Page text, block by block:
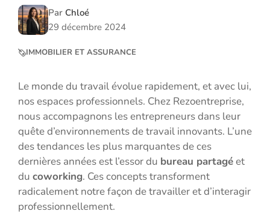
Par Chloé
29 décembre 2024
IMMOBILIER ET ASSURANCE
Le monde du travail évolue rapidement, et avec lui,
nos espaces professionnels. Chez Rezoentreprise,
nous accompagnons les entrepreneurs dans leur
quête d’environnements de travail innovants. L’une
des tendances les plus marquantes de ces
dernières années est l’essor du bureau partagéet
du coworking. Ces concepts transforment
radicalement notre façon de travailler et d’interagir
professionnellement.